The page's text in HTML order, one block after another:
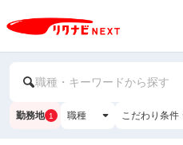
職種・キーワードから探す
勤務地 1 職種 こだわり条件